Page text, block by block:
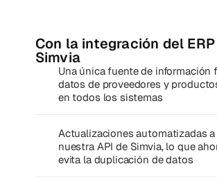
Una única fuente de información
datos de proveedores y
en todos los sistemas
Actualizaciones automatizadas
nuestra API de Simvia, lo que
evita la duplicación de datos
Con la integración del
Simvia